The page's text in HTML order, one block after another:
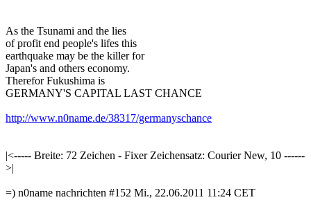
As the Tsunami and the lies
of profit end people's lifes this
earthquake may be the killer for
Japan's and others economy.
Therefor Fukushima is
GERMANY'S CAPITAL LAST CHANCE
http://www.n0name.de/38317/germanyschance
|<----- Breite: 72 Zeichen - Fixer Zeichensatz: Courier New, 10 ------
>|
=) n0name nachrichten #152 Mi., 22.06.2011 11:24 CET